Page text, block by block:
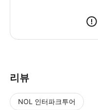
리뷰
NOL 인터파크투어